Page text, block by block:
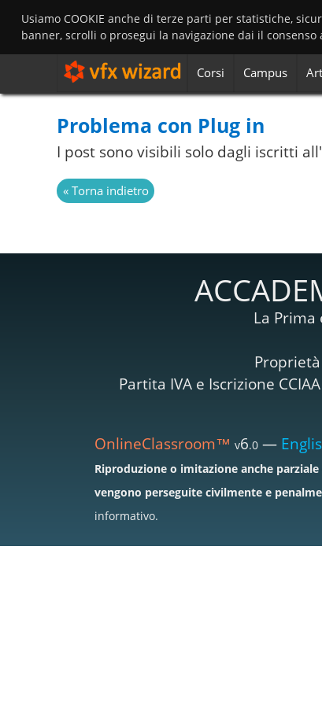
Usiamo COOKIE anche di terze parti per statistiche,
banner, scrolli o prosegui la navigazione dai il consenso
Corsi Campus
Problema con Plug in
I post sono visibili solo dagli iscritti
La Prima
Partita IVA e Iscrizione
OnlineClassroom™ v6.0 —
Riproduzione o imitazione anche
vengono perseguite civilmente e
informativo.